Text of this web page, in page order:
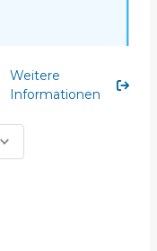
Weitere
Informationen